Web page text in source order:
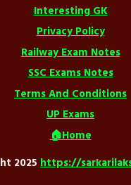
Interesting GK
Privacy Policy
Railway Exam Notes
SSC Exams Notes
Terms And Conditions
UP Exams
🏠Home
2025 https://